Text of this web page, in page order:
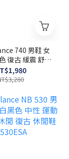
740 男鞋 女
復古 緩震 舒適
跑鞋 U740SS2